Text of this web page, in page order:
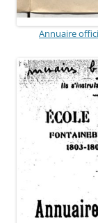
Annuaire